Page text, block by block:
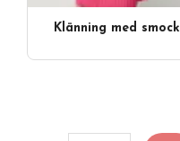
Klänning med smock